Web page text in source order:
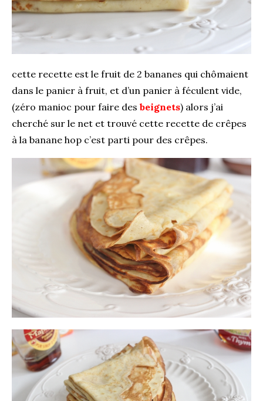
cette recette est le fruit de 2 bananes qui chômaient
dans le panier à fruit, et d’un panier à féculent vide,
(zéro manioc pour faire des beignets) alors j’ai
cherché sur le net et trouvé cette recette de crêpes
à la banane hop c’est parti pour des crêpes.